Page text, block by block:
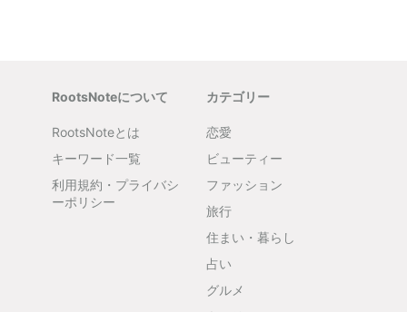
RootsNoteについて
RootsNoteとは
キーワード一覧
利用規約・プライバシ
ーポリシー
カテゴリー
恋愛
ビューティー
ファッション
旅行
住まい・暮らし
占い
グルメ